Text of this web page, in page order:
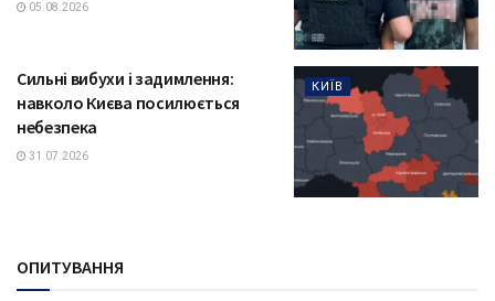
05.08.2026
КИЇВ
Сильні вибухи і задимлення:
навколо Києва посилюється
небезпека
31.07.2026
ОПИТУВАННЯ